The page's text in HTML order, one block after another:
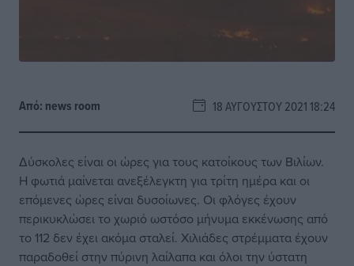
Από: news room 18 ΑΥΓΟΎΣΤΟΥ 2021 18:24
Δύσκολες είναι οι ώρες για τους κατοίκους των Βιλίων.
Η φωτιά μαίνεται ανεξέλεγκτη για τρίτη ημέρα και οι
επόμενες ώρες είναι δυσοίωνες. Οι φλόγες έχουν
περικυκλώσει το χωριό ωστόσο μήνυμα εκκένωσης από
το 112 δεν έχει ακόμα σταλεί. Χιλιάδες στρέμματα έχουν
παραδοθεί στην πύρινη λαίλαπα και όλοι την ύστατη